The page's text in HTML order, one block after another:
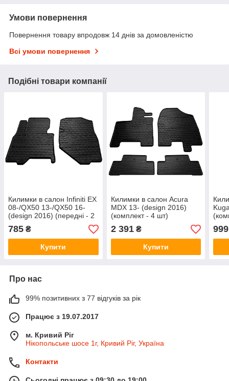
Умови повернення
Повернення товару впродовж 14 днів за домовленістю
Всі умови повернення
Подібні товари компанії
Килимки в салон Infiniti EX
08-/QX50 13-/QX50 16-
(design 2016) (передні - 2
шт)
785 ₴
Купити
Килимки в салон Acura
MDX 13- (design 2016)
(комплект - 4 шт)
2 391₴
Купити
999
Про нас
99% позитивних з 77 відгуків за рік
Працює з 19.07.2017
м. Кривий Ріг
Нікопольське шосе 1г, Кривий Ріг, Україна
Контакти